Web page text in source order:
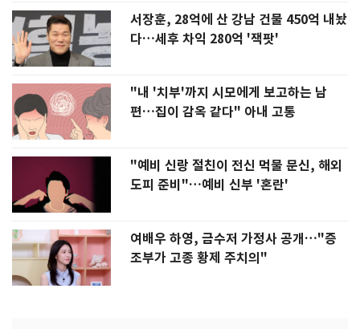
서장훈, 28억에 산 강남 건물 450억 내놨
다…세후 차익 280억 '잭팟'
"내 '치부'까지 시모에게 보고하는 남
편…집이 감옥 같다" 아내 고통
"예비 신랑 절친이 전신 먹물 문신, 해외
도피 준비"…예비 신부 '혼란'
여배우 하영, 금수저 가정사 공개…"증
조부가 고종 황제 주치의"